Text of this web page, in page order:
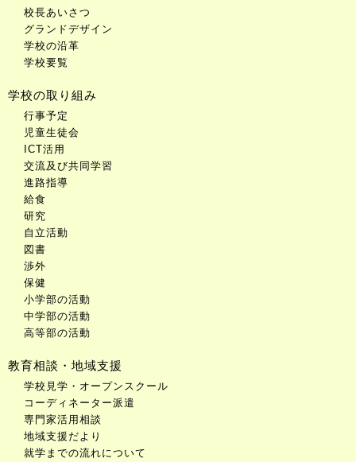
校長あいさつ
グランドデザイン
学校の沿革
学校要覧
学校の取り組み
行事予定
児童生徒会
ICT活用
交流及び共同学習
進路指導
給食
研究
自立活動
図書
渉外
保健
小学部の活動
中学部の活動
高等部の活動
教育相談・地域支援
学校見学・オープンスクール
コーディネーター派遣
専門家活用相談
地域支援だより
就学までの流れについて